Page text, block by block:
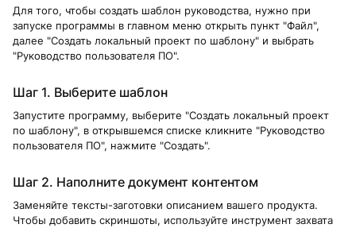
Для того, чтобы создать шаблон руководства, нужно при
запуске программы в главном меню открыть пункт "Файл",
далее "Создать локальный проект по шаблону" и выбрать
"Руководство пользователя ПО".
Шаг 1. Выберите шаблон
Запустите программу, выберите "Создать локальный проект
по шаблону", в открывшемся списке кликните "Руководство
пользователя ПО", нажмите "Создать".
Шаг 2. Наполните документ контентом
Заменяйте тексты-заготовки описанием вашего продукта.
Чтобы добавить скриншоты, используйте инструмент захвата